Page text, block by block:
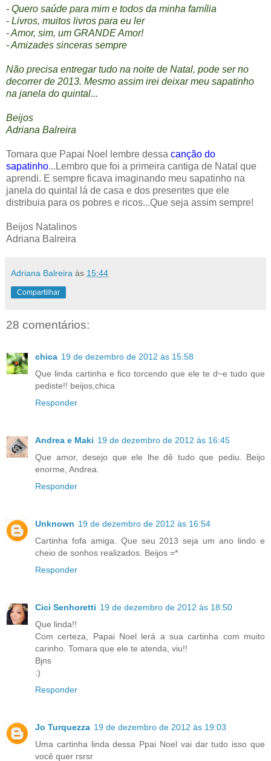
- Quero saúde para mim e todos da minha família
- Livros, muitos livros para eu ler
- Amor, sim, um GRANDE Amor!
- Amizades sinceras sempre
Não precisa entregar tudo na noite de Natal, pode ser no
decorrer de 2013. Mesmo assim irei deixar meu sapatinho
na janela do quintal...
Beijos
Adriana Balreira
Tomara que Papai Noel lembre dessa canção do
sapatinho...Lembro que foi a primeira cantiga de Natal que
aprendi. E sempre ficava imaginando meu sapatinho na
janela do quintal lá de casa e dos presentes que ele
distribuia para os pobres e ricos...Que seja assim sempre!
Beijos Natalinos
Adriana Balreira
Adriana Balreira às 15:44
Compartilhar
28 comentários:
chica 19 de dezembro de 2012 às 15:58
Que linda cartinha e fico torcendo que ele te d~e tudo que
pediste!! beijos,chica
Responder
Andrea e Maki 19 de dezembro de 2012 às 16:45
Que amor, desejo que ele lhe dê tudo que pediu. Beijo
enorme, Andrea.
Responder
Unknown 19 de dezembro de 2012 às 16:54
Cartinha fofa amiga. Que seu 2013 seja um ano lindo e
cheio de sonhos realizados. Beijos =*
Responder
Cici Senhoretti 19 de dezembro de 2012 às 18:50
Que linda!!
Com certeza, Papai Noel lerá a sua cartinha com muito
carinho. Tomara que ele te atenda, viu!!
Bjns
:)
Responder
Jo Turquezza 19 de dezembro de 2012 às 19:03
Uma cartinha linda dessa Ppai Noel vai dar tudo isso que
você quer rsrsr